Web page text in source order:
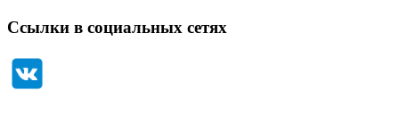
Ссылки в социальных сетях